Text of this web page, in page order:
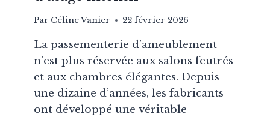
Par Céline Vanier 22 février 2026
La passementerie d’ameublement
n’est plus réservée aux salons feutrés
et aux chambres élégantes. Depuis
une dizaine d’années, les fabricants
ont développé une véritable